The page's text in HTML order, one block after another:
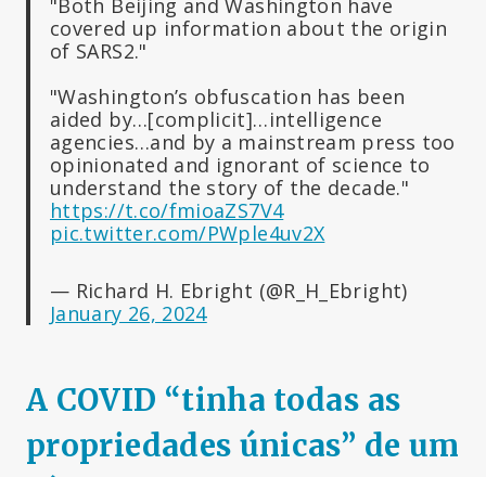
covered up information about the origin
of SARS2."
"Washington’s obfuscation has been
aided by…[complicit]…intelligence
agencies…and by a mainstream press too
opinionated and ignorant of science to
understand the story of the decade."
https://t.co/fmioaZS7V4
pic.twitter.com/PWple4uv2X
— Richard H. Ebright (@R_H_Ebright)
January 26, 2024
A COVID “tinha todas as
propriedades únicas” de um